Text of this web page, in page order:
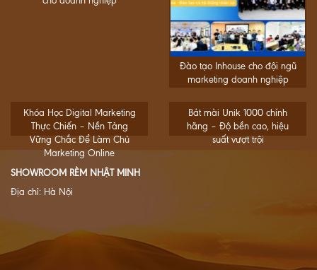
Đào tạo Inhouse cho đội ngũ
marketing doanh nghiệp
Khóa Học Digital Marketing
Thực Chiến – Nền Tảng
Vững Chắc Để Làm Chủ
Marketing Online
Bát mài Unik 1000 chính
hãng – Độ bền cao, hiệu
suất vượt trội
SHOWROOM RÈM NHẬT MINH
Địa chỉ: Hà Nội